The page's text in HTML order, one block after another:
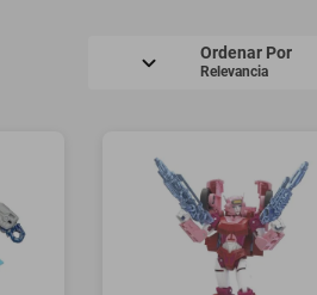
Ordenar Por
Relevancia